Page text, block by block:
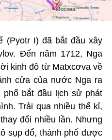
(Pyotr I) đã bắt đầu xây
Đến năm 1712, Nga
kinh đô từ Matxcơva về
cửa của nước Nga ra
bắt đầu lịch sử phát
Trải qua nhiều thế kỉ,
đổi nhiều lần. Nhưng
sụp đổ, thành phố được